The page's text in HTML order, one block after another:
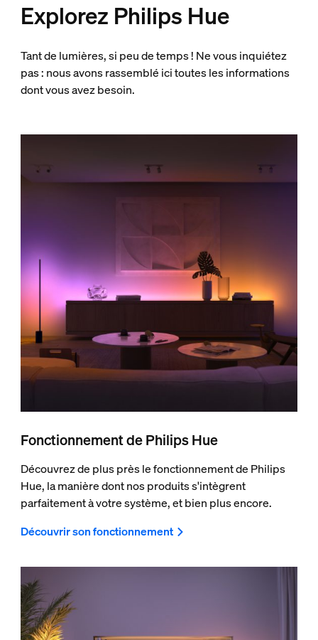
Explorez Philips Hue
Tant de lumières, si peu de temps ! Ne vous inquiétez
pas : nous avons rassemblé ici toutes les informations
dont vous avez besoin.
Fonctionnement de Philips Hue
Découvrez de plus près le fonctionnement de Philips
Hue, la manière dont nos produits s'intègrent
parfaitement à votre système, et bien plus encore.
Découvrir son fonctionnement